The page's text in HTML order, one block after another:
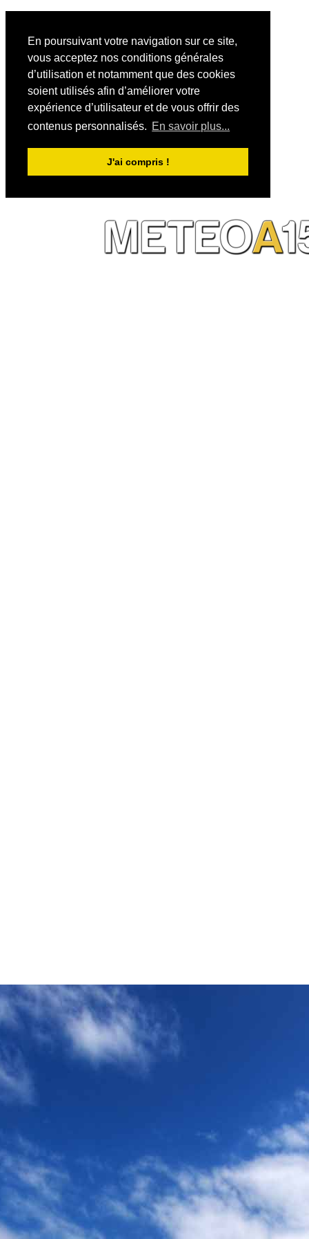
En poursuivant votre navigation sur ce site,
vous acceptez nos conditions générales
d’utilisation et notamment que des cookies
soient utilisés afin d’améliorer votre
expérience d’utilisateur et de vous offrir des
contenus personnalisés. En savoir plus...
J'ai compris !